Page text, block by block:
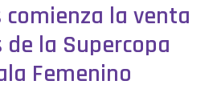
la venta
la Supercopa
Femenino